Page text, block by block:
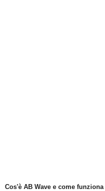
Cos'è AB Wave e come funziona